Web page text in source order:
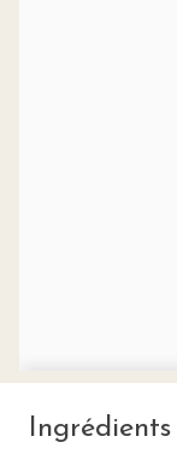
Ingrédients